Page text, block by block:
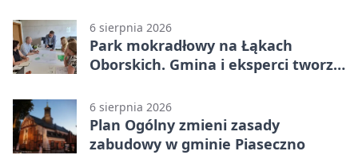
6 sierpnia 2026
Park mokradłowy na Łąkach
Oborskich. Gmina i eksperci tworzą
6 sierpnia 2026
Plan Ogólny zmieni zasady
zabudowy w gminie Piaseczno